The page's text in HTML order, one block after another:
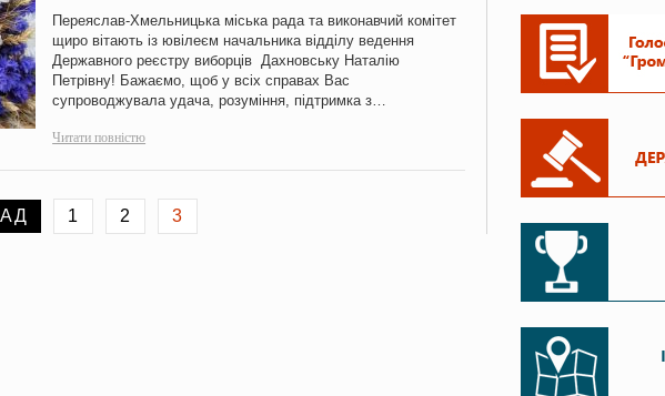
Переяслав-Хмельницька міська рада та виконавчий комітет
щиро вітають із ювілеєм начальника відділу ведення
Державного реєстру виборців Дахновську Наталію
Петрівну! Бажаємо, щоб у всіх справах Вас
супроводжувала удача, розуміння, підтримка з…
Читати повністю
1 2 3